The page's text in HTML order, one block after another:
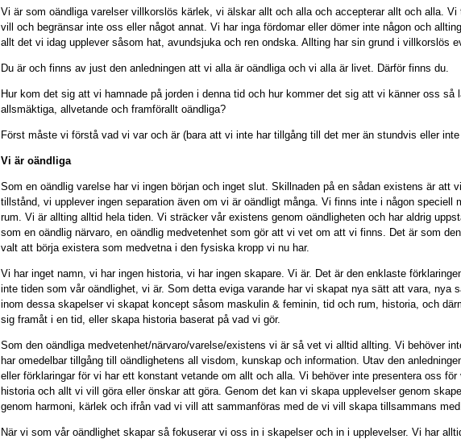
Vi är som oändliga varelser villkorslös kärlek, vi älskar allt och alla och accepterar allt och alla.
vill och begränsar inte oss eller något annat. Vi har inga fördomar eller dömer inte någon och
allt det vi idag upplever såsom hat, avundsjuka och ren ondska. Allting har sin grund i villkorslös
Du är och finns av just den anledningen att vi alla är oändliga och vi alla är livet. Därför finns du.
Hur kom det sig att vi hamnade på jorden i denna tid och hur kommer det sig att vi känner oss så
allsmäktiga, allvetande och framförallt oändliga?
Först måste vi förstå vad vi var och är (bara att vi inte har tillgång till det mer än stundvis eller
Vi är oändliga
Som en oändlig varelse har vi ingen början och inget slut. Skillnaden på en sådan existens är att
tillstånd, vi upplever ingen separation även om vi är oändligt många. Vi finns inte i någon speciell
rum. Vi är allting alltid hela tiden. Vi sträcker vår existens genom oändligheten och har aldrig
som en oändlig närvaro, en oändlig medvetenhet som gör att vi vet om att vi finns. Det är som
valt att börja existera som medvetna i den fysiska kropp vi nu har.
Vi har inget namn, vi har ingen historia, vi har ingen skapare. Vi är. Det är den enklaste
inte tiden som vår oändlighet, vi är. Som detta eviga varande har vi skapat nya sätt att vara, nya
inom dessa skapelser vi skapat koncept såsom maskulin & feminin, tid och rum, historia, och
sig framåt i en tid, eller skapa historia baserat på vad vi gör.
Som den oändliga medvetenhet/närvaro/varelse/existens vi är så vet vi alltid allting. Vi behöver
har omedelbar tillgång till oändlighetens all visdom, kunskap och information. Utav den
eller förklaringar för vi har ett konstant vetande om allt och alla. Vi behöver inte presentera oss för
historia och allt vi vill göra eller önskar att göra. Genom det kan vi skapa upplevelser genom
genom harmoni, kärlek och ifrån vad vi vill att sammanföras med de vi vill skapa tillsammans
När vi som vår oändlighet skapar så fokuserar vi oss in i skapelser och in i upplevelser. Vi har